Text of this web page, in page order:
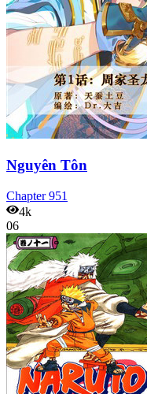
Nguyên Tôn
Chapter951
4k
06